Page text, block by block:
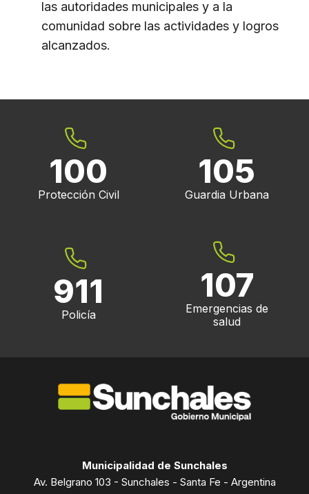
las autoridades municipales y a la
comunidad sobre las actividades y logros
alcanzados.
100
Protección Civil
105
Guardia Urbana
911
Policía
107
Emergencias de
salud
Municipalidad de Sunchales
Av. Belgrano 103 - Sunchales - Santa Fe - Argentina